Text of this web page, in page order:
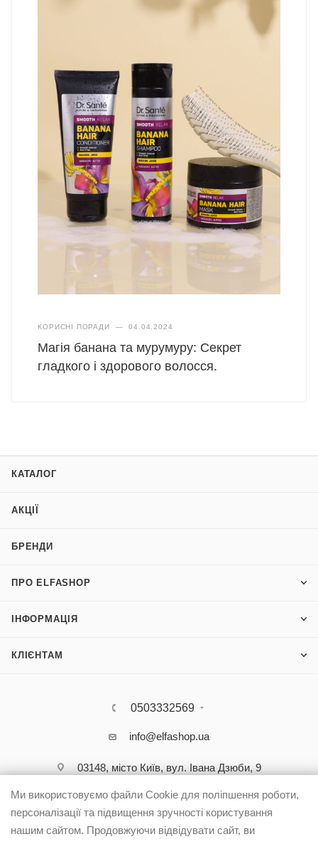
КОРИСНІ ПОРАДИ — 04.04.2024
Магія банана та мурумуру: Секрет
гладкого і здорового волосся.
КАТАЛОГ
АКЦІЇ
БРЕНДИ
ПРО ELFASHOP
ІНФОРМАЦІЯ
КЛІЄНТАМ
0503332569
info@elfashop.ua
03148, місто Київ, вул. Івана Дзюби, 9
Ми використовуємо файли Cookie для поліпшення роботи,
персоналізації та підвищення зручності користування
нашим сайтом. Продовжуючи відвідувати сайт, ви